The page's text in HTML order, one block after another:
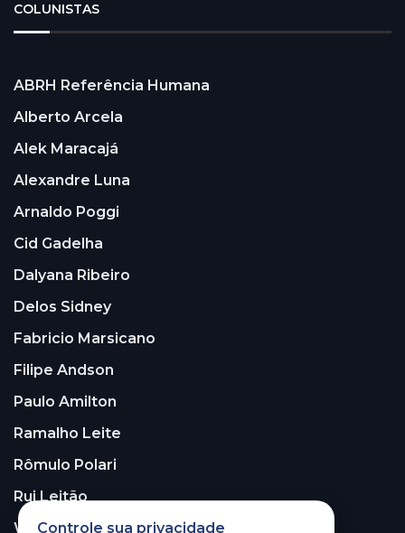
COLUNISTAS
ABRH Referência Humana
Alberto Arcela
Alek Maracajá
Alexandre Luna
Arnaldo Poggi
Cid Gadelha
Dalyana Ribeiro
Delos Sidney
Fabricio Marsicano
Filipe Andson
Paulo Amilton
Ramalho Leite
Rômulo Polari
Rui Leitão
Walter Santos
Controle sua privacidade